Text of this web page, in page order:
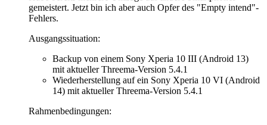
gemeistert. Jetzt bin ich aber auch Opfer des "Empty intend"-
Fehlers.
Ausgangssituation:
Backup von einem Sony Xperia 10 III (Android 13)
mit aktueller Threema-Version 5.4.1
Wiederherstellung auf ein Sony Xperia 10 VI (Android
14) mit aktueller Threema-Version 5.4.1
Rahmenbedingungen: